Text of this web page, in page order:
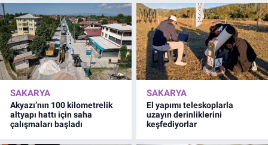
SAKARYA
Akyazı’nın 100 kilometrelik
altyapı hattı için saha
çalışmaları başladı
SAKARYA
El yapımı teleskoplarla
uzayın derinliklerini
keşfediyorlar